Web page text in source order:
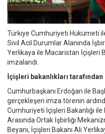
Türkiye Cumhuriyeti Hükümeti
Sivil Acil Durumlar Alanında
Yerlikaya ile Macaristan İçişleri
imzalandı.
İçişleri bakanlıkları
Cumhurbaşkanı Erdoğan ile
gerçekleşen imza törenin
Cumhuriyeti İçişleri Bakanlığı
Arasında Ortak İşbirliği
Beyanı, İçişleri Bakanı Ali